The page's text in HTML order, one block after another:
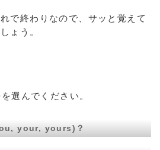
で終わりなので、サッと覚えて
ょう。
んでください。
your, yours)？